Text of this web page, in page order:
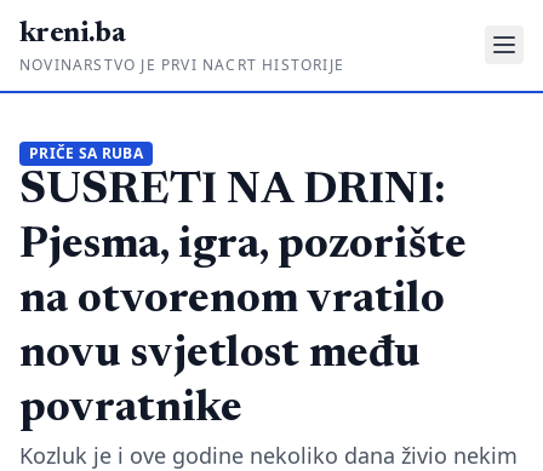
kreni.ba
NOVINARSTVO JE PRVI NACRT HISTORIJE
Priče sa ruba
Ponos i glas
O nama
Impressum
PRIČE SA RUBA
SUSRETI NA DRINI:
Pjesma, igra, pozorište
na otvorenom vratilo
novu svjetlost među
povratnike
Kozluk je i ove godine nekoliko dana živio nekim